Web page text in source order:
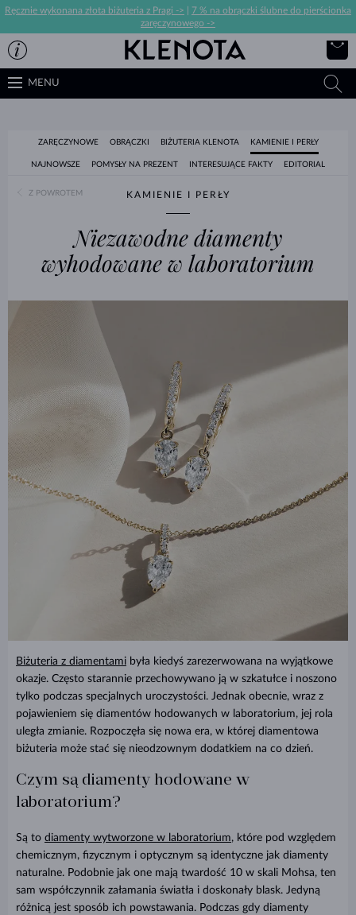
Ręcznie wykonana złota biżuteria z Pragi ->
7 % na obrączki ślubne do pierścionka
zaręczynowego ->
MENU
ZARĘCZYNOWE OBRĄCZKI BIŻUTERIA KLENOTA KAMIENIE I PERŁY
NAJNOWSZE POMYSŁY NA PREZENT INTERESUJĄCE FAKTY EDITORIAL
Z POWROTEM KAMIENIE I PERŁY
Niezawodne diamenty
wyhodowane w laboratorium
Biżuteria z diamentami była kiedyś zarezerwowana na wyjątkowe
okazje. Często starannie przechowywano ją w szkatułce i noszono
tylko podczas specjalnych uroczystości. Jednak obecnie, wraz z
pojawieniem się diamentów hodowanych w laboratorium, jej rola
uległa zmianie. Rozpoczęła się nowa era, w której diamentowa
biżuteria może stać się nieodzownym dodatkiem na co dzień.
Czym są diamenty hodowane w
laboratorium?
Są to diamenty wytworzone w laboratorium, które pod względem
chemicznym, fizycznym i optycznym są identyczne jak diamenty
naturalne. Podobnie jak one mają twardość 10 w skali Mohsa, ten
sam współczynnik załamania światła i doskonały blask. Jedyną
różnicą jest sposób ich powstawania. Podczas gdy diamenty